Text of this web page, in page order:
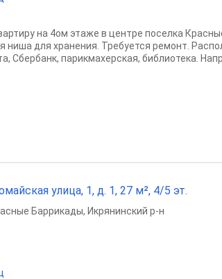
на 4ом этаже в центре поселка
ниша для хранения. Требуется ремонт.
Сбербанк, парикмахерская, библиотека.
улица, 1, д. 1, 27 м², 4/5 эт.
Баррикады, Икрянинский р-н